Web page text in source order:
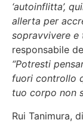
‘autoinflitta’,
allerta per
sopravvivere e
responsabile
“Potresti
fuori controllo
tuo corpo non
Rui Tanimura,